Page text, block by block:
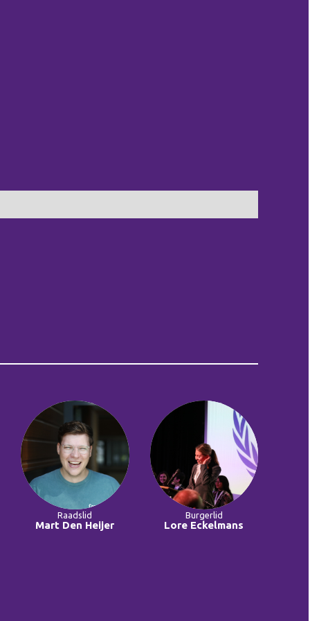
Raadslid
Mart Den Heijer
Burgerlid
Lore Eckelmans